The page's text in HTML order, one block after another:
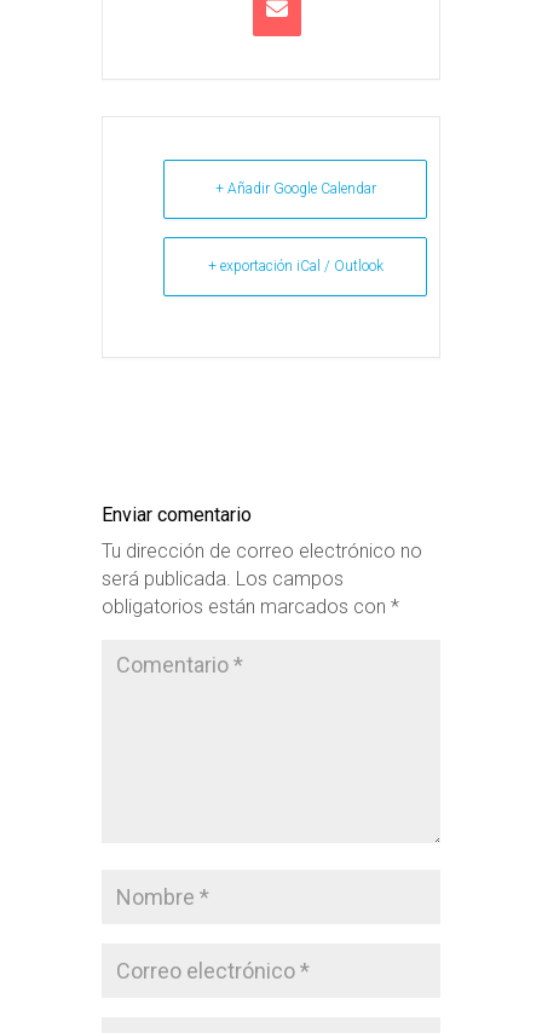
+ Añadir Google Calendar
+ exportación iCal / Outlook
Enviar comentario
Tu dirección de correo electrónico no
será publicada. Los campos
obligatorios están marcados con *